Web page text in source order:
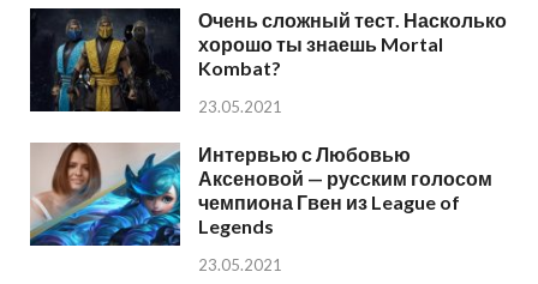
Очень сложный тест. Насколько
хорошо ты знаешь Mortal
Kombat?
23.05.2021
Интервью с Любовью
Аксеновой — русским голосом
чемпиона Гвен из League of
Legends
23.05.2021